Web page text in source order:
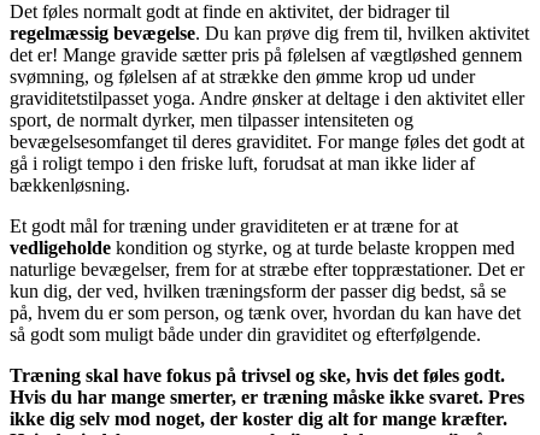
Det føles normalt godt at finde en aktivitet, der bidrager til
regelmæssig bevægelse. Du kan prøve dig frem til, hvilken aktivitet
det er! Mange gravide sætter pris på følelsen af vægtløshed gennem
svømning, og følelsen af at strække den ømme krop ud under
graviditetstilpasset yoga. Andre ønsker at deltage i den aktivitet eller
sport, de normalt dyrker, men tilpasser intensiteten og
bevægelsesomfanget til deres graviditet. For mange føles det godt at
gå i roligt tempo i den friske luft, forudsat at man ikke lider af
bækkenløsning.
Et godt mål for træning under graviditeten er at træne for at
vedligeholde kondition og styrke, og at turde belaste kroppen med
naturlige bevægelser, frem for at stræbe efter toppræstationer. Det er
kun dig, der ved, hvilken træningsform der passer dig bedst, så se
på, hvem du er som person, og tænk over, hvordan du kan have det
så godt som muligt både under din graviditet og efterfølgende.
Træning skal have fokus på trivsel og ske, hvis det føles godt.
Hvis du har mange smerter, er træning måske ikke svaret. Pres
ikke dig selv mod noget, der koster dig alt for mange kræfter.